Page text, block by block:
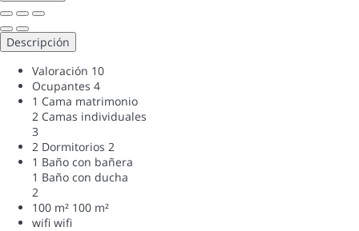
Descripción
Valoración 10
Ocupantes 4
1 Cama matrimonio
2 Camas individuales
3
2 Dormitorios 2
1 Baño con bañera
1 Baño con ducha
2
100 m² 100 m²
wifi wifi